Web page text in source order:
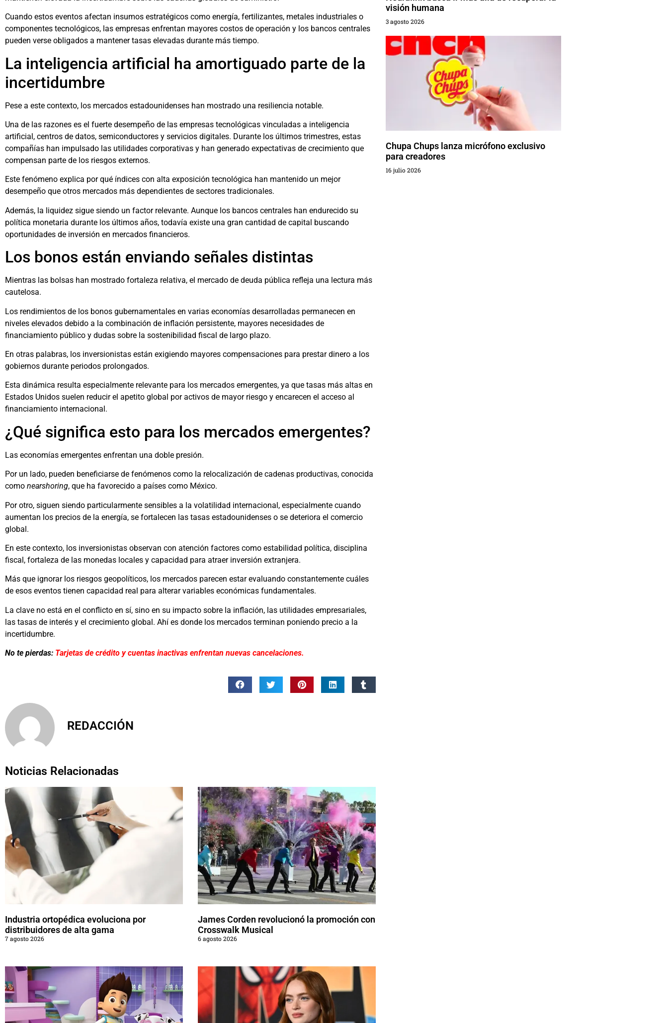
Cuando estos eventos afectan insumos estratégicos como energía, fertilizantes, metales industriales o
componentes tecnológicos, las empresas enfrentan mayores costos de operación y los bancos centrales
pueden verse obligados a mantener tasas elevadas durante más tiempo.
La inteligencia artificial ha amortiguado parte de la
incertidumbre
Pese a este contexto, los mercados estadounidenses han mostrado una resiliencia notable.
Una de las razones es el fuerte desempeño de las empresas tecnológicas vinculadas a inteligencia
artificial, centros de datos, semiconductores y servicios digitales. Durante los últimos trimestres, estas
compañías han impulsado las utilidades corporativas y han generado expectativas de crecimiento que
compensan parte de los riesgos externos.
Este fenómeno explica por qué índices con alta exposición tecnológica han mantenido un mejor
desempeño que otros mercados más dependientes de sectores tradicionales.
Además, la liquidez sigue siendo un factor relevante. Aunque los bancos centrales han endurecido su
política monetaria durante los últimos años, todavía existe una gran cantidad de capital buscando
oportunidades de inversión en mercados financieros.
Los bonos están enviando señales distintas
Mientras las bolsas han mostrado fortaleza relativa, el mercado de deuda pública refleja una lectura más
cautelosa.
Los rendimientos de los bonos gubernamentales en varias economías desarrolladas permanecen en
niveles elevados debido a la combinación de inflación persistente, mayores necesidades de
financiamiento público y dudas sobre la sostenibilidad fiscal de largo plazo.
En otras palabras, los inversionistas están exigiendo mayores compensaciones para prestar dinero a los
gobiernos durante periodos prolongados.
Esta dinámica resulta especialmente relevante para los mercados emergentes, ya que tasas más altas en
Estados Unidos suelen reducir el apetito global por activos de mayor riesgo y encarecen el acceso al
financiamiento internacional.
¿Qué significa esto para los mercados emergentes?
Las economías emergentes enfrentan una doble presión.
Por un lado, pueden beneficiarse de fenómenos como la relocalización de cadenas productivas, conocida
como nearshoring, que ha favorecido a países como México.
Por otro, siguen siendo particularmente sensibles a la volatilidad internacional, especialmente cuando
aumentan los precios de la energía, se fortalecen las tasas estadounidenses o se deteriora el comercio
global.
En este contexto, los inversionistas observan con atención factores como estabilidad política, disciplina
fiscal, fortaleza de las monedas locales y capacidad para atraer inversión extranjera.
Más que ignorar los riesgos geopolíticos, los mercados parecen estar evaluando constantemente cuáles
de esos eventos tienen capacidad real para alterar variables económicas fundamentales.
La clave no está en el conflicto en sí, sino en su impacto sobre la inflación, las utilidades empresariales,
las tasas de interés y el crecimiento global. Ahí es donde los mercados terminan poniendo precio a la
incertidumbre.
No te pierdas: Tarjetas de crédito y cuentas inactivas enfrentan nuevas cancelaciones.
REDACCIÓN
Noticias Relacionadas
Industria ortopédica evoluciona por
distribuidores de alta gama
7 agosto 2026
James Corden revolucionó la promoción con
Crosswalk Musical
6 agosto 2026
visión humana
3 agosto 2026
Chupa Chups lanza micrófono exclusivo
para creadores
16 julio 2026